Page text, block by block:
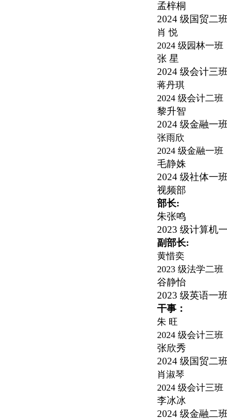
孟梓桐
2024 级国贸二
肖 悦
2024 级园林一班
张 星
2024 级会计三
蒋丹琪
2024 级会计二班
黎升智
2024 级金融一
张雨欣
2024 级金融一班
毛静姝
2024 级社体一
视频部
部长:
朱张鸣
2023 级计算机
副部长:
黄惜奕
2023 级法学二班
谷静怡
2023 级英语一
干事：
朱 旺
2024 级会计三班
张欣秀
2024 级国贸二
肖淑琴
2024 级会计三班
李冰冰
2024 级金融二